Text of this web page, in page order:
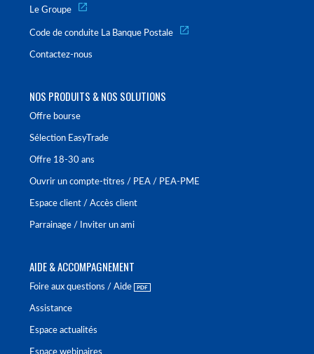
Le Groupe
Code de conduite La Banque Postale
Contactez-nous
NOS PRODUITS & NOS SOLUTIONS
Offre bourse
Sélection EasyTrade
Offre 18-30 ans
Ouvrir un compte-titres / PEA / PEA-PME
Espace client / Accès client
Parrainage / Inviter un ami
AIDE & ACCOMPAGNEMENT
Foire aux questions / Aide
Assistance
Espace actualités